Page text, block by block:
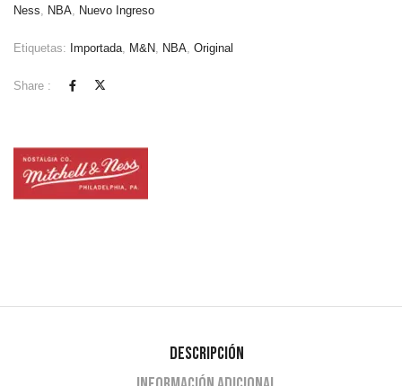
Ness, NBA, Nuevo Ingreso
Etiquetas: Importada, M&N, NBA, Original
Share :
Descripción